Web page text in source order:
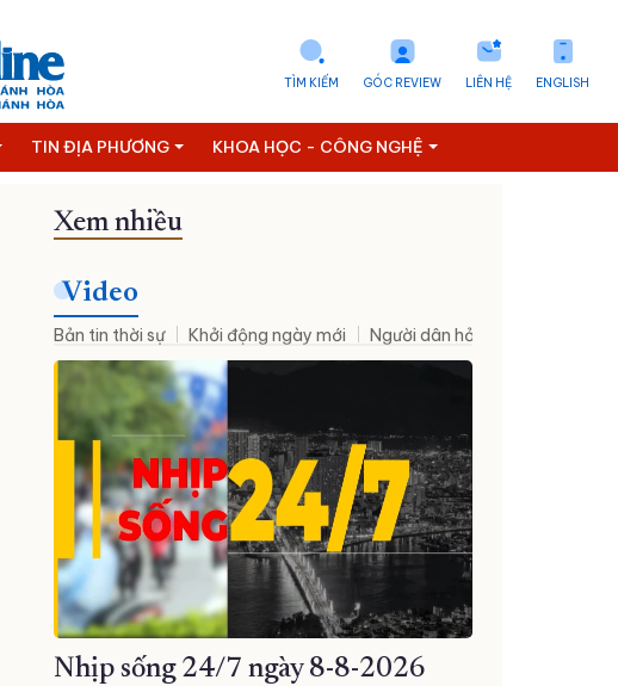
ENGLISH
LIÊN HỆ
GÓC REVIEW
TÌM KIẾM
TIN ĐỊA PHƯƠNG KHOA HỌC - CÔNG NGHỆ
Xem nhiều
Video
Bản tin thời sự Khởi động ngày mới Người dân hỏi – Cơ quan nhà
Nhịp sống 24/7 ngày 8-8-2026